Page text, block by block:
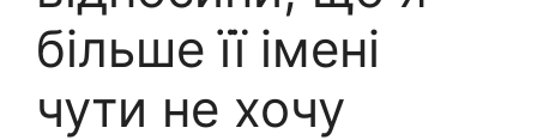
більше її імені
чути не хочу